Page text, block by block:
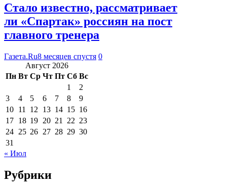
Стало известно, рассматривает
ли «Спартак» россиян на пост
главного тренера
Газета.Ru8 месяцев спустя 0
Август 2026
Пн Вт Ср Чт Пт Сб Вс
1
2
3
4 5 6 7 8
9
10 11 12 13 14 15 16
17 18 19 20 21 22 23
24 25 26 27 28 29 30
31
« Июл
Рубрики